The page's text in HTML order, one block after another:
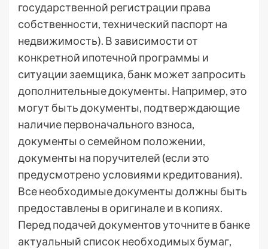
государственной регистрации права
собственности, технический паспорт на
недвижимость). В зависимости от
конкретной ипотечной программы и
ситуации заемщика, банк может запросить
дополнительные документы. Например, это
могут быть документы, подтверждающие
наличие первоначального взноса,
документы о семейном положении,
документы на поручителей (если это
предусмотрено условиями кредитования).
Все необходимые документы должны быть
предоставлены в оригинале и в копиях.
Перед подачей документов уточните в банке
актуальный список необходимых бумаг,